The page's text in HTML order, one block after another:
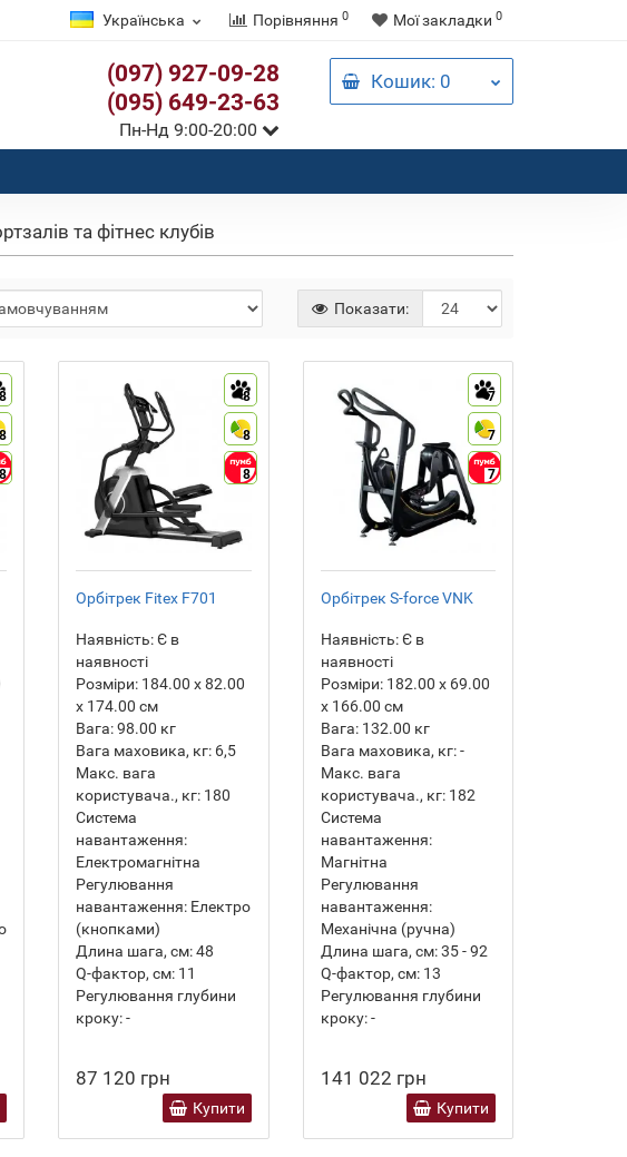
Українська Порівняння 0 Мої закладки 0
(097) 927-09-28
(095) 649-23-63
Пн-Нд 9:00-20:00
Кошик: 0
та фітнес клубів
Показати:
8
8
8
8
Орбітрек Fitex F701
Наявність:Є в
наявності
Розміри: 184.00 х 82.00
х 174.00 см
Вага: 98.00 кг
Вага маховика, кг: 6,5
Макс. вага
користувача., кг: 180
Система
навантаження:
Електромагнітна
Регулювання
навантаження: Електро
(кнопками)
Длина шага, см:48
Q-фактор, см: 11
Регулювання глубини
кроку:-
87 120 грн
Купити
7
7
7
Орбітрек S-force VNK
Наявність:Є в
наявності
Розміри:182.00 х 69.00
х 166.00 см
Вага: 132.00 кг
Вага маховика, кг:-
Макс. вага
користувача., кг:182
Система
навантаження:
Магнітна
Регулювання
навантаження:
Механічна (ручна)
Длина шага, см:35 - 92
Q-фактор, см:13
Регулювання глубини
кроку:-
141 022 грн
Купити